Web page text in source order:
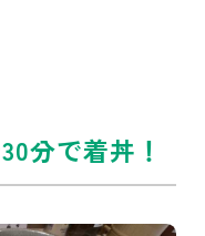
分で着丼！